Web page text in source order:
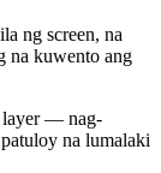
ng screen, na
na kuwento ang
layer — nag-
na lumalaki